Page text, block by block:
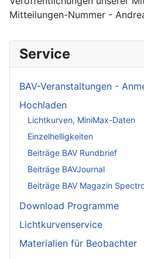
Mitteilungen-Nummer -
Service
BAV-Veranstaltungen -
Hochladen
Lichtkurven, MiniMax-Daten
Einzelhelligkeiten
Beiträge BAV Rundbrief
Beiträge BAVJournal
Beiträge BAV Magazin
Download Programme
Lichtkurvenservice
Materialien für Beobachter